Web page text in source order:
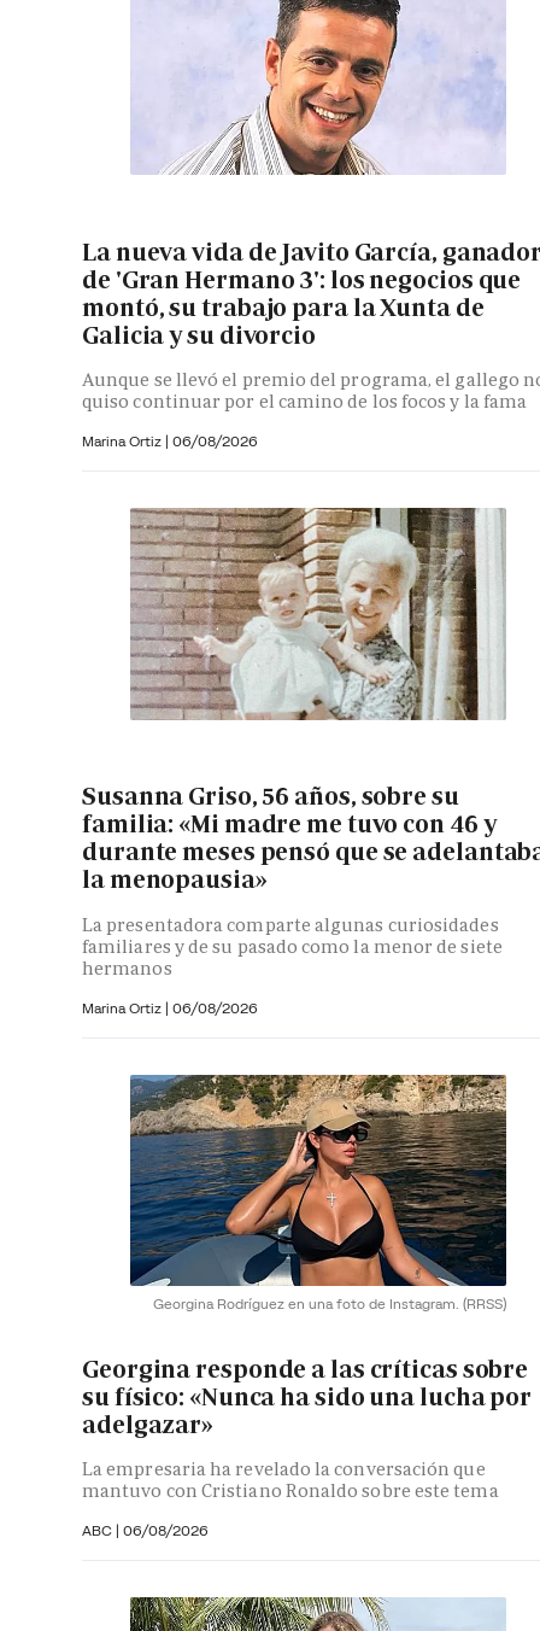
La nueva vida de Javito García,
de 'Gran Hermano 3': los negocios que
montó, su trabajo para la Xunta de
Galicia y su divorcio
Aunque se llevó el premio del programa, el gallego
quiso continuar por el camino de los focos y la fama
Marina Ortiz | 06/08/2026
Susanna Griso, 56 años, sobre su
familia: «Mi madre me tuvo con 46 y
durante meses pensó que se
la menopausia»
La presentadora comparte algunas curiosidades
familiares y de su pasado como la menor de siete
hermanos
Marina Ortiz | 06/08/2026
Georgina Rodríguez en una foto de Instagram. (RRSS)
Georgina responde a las críticas sobre
su físico: «Nunca ha sido una lucha por
adelgazar»
La empresaria ha revelado la conversación que
mantuvo con Cristiano Ronaldo sobre este tema
ABC | 06/08/2026